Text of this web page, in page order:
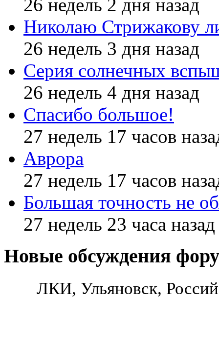
26 недель 2 дня назад
Николаю Стрижакову
26 недель 3 дня назад
Серия солнечных
26 недель 4 дня назад
Спасибо большое!
27 недель 17 часов
Аврора
27 недель 17 часов
Большая точность не
27 недель 23 часа назад
Новые обсуждения
ЛКИ, Ульяновск,